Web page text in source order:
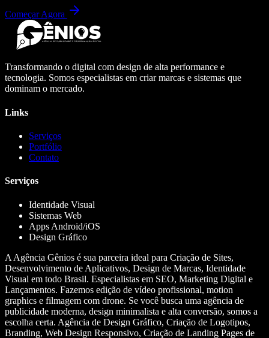
Começar Agora
Transformando o digital com design de alta performance e
tecnologia. Somos especialistas em criar marcas e sistemas que
dominam o mercado.
Links
Serviços
Portfólio
Contato
Serviços
Identidade Visual
Sistemas Web
Apps Android/iOS
Design Gráfico
A Agência Gênios é sua parceira ideal para Criação de Sites,
Desenvolvimento de Aplicativos, Design de Marcas, Identidade
Visual em todo Brasil. Especialistas em SEO, Marketing Digital e
Lançamentos. Fazemos edição de vídeo profissional, motion
graphics e filmagem com drone. Se você busca uma agência de
publicidade moderna, design minimalista e alta conversão, somos a
escolha certa. Agência de Design Gráfico, Criação de Logotipos,
Branding, Web Design Responsivo, Criação de Landing Pages de